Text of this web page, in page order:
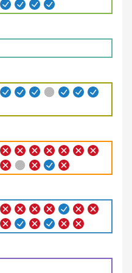
FDP RL
VD
glp GL
BE
SVP V
SP S
LU
FDP RL FR
Mitte M-E VS
GRÜNE G